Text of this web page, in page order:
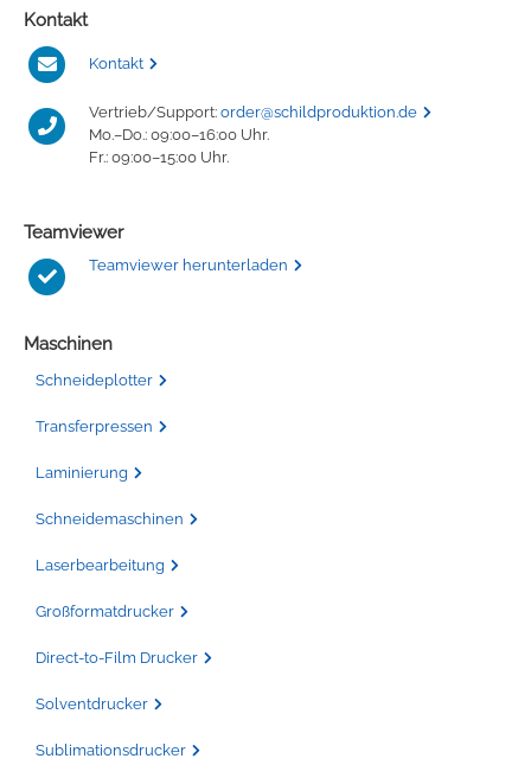
Kontakt
Kontakt
Vertrieb/Support: order@schildproduktion.de
Mo.–Do.: 09:00–16:00 Uhr.
Fr.: 09:00–15:00 Uhr.
Teamviewer
Teamviewer herunterladen
Maschinen
Schneideplotter
Transferpressen
Laminierung
Schneidemaschinen
Laserbearbeitung
Großformatdrucker
Direct-to-Film Drucker
Solventdrucker
Sublimationsdrucker